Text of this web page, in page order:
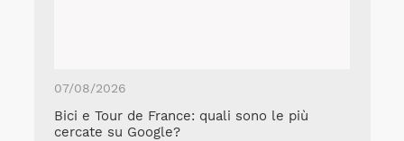
07/08/2026
Bici e Tour de France: quali sono le più
cercate su Google?